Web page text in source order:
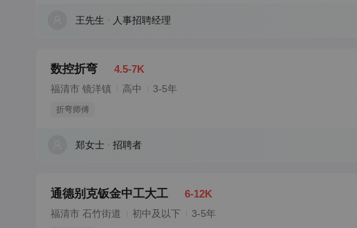
王先生 人事招聘经理
数控折弯 4.5-7K
福清市 镜洋镇 高中 3-5年
折弯师傅
郑女士 招聘者
通德别克钣金中工大工 6-12K
福清市 石竹街道 初中及以下 3-5年